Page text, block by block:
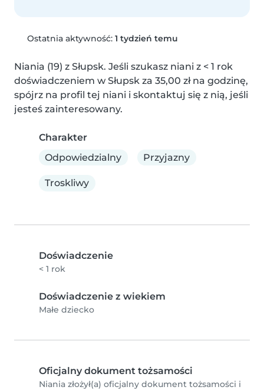
Ostatnia aktywność: 1 tydzień temu
Niania (19) z Słupsk. Jeśli szukasz niani z < 1 rok
doświadczeniem w Słupsk za 35,00 zł na godzinę,
spójrz na profil tej niani i skontaktuj się z nią, jeśli
jesteś zainteresowany.
Charakter
Odpowiedzialny
Przyjazny
Troskliwy
Doświadczenie
< 1 rok
Doświadczenie z wiekiem
Małe dziecko
Oficjalny dokument tożsamości
Niania złożył(a) oficjalny dokument tożsamości i